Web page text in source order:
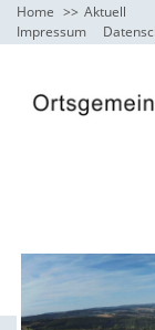
Home
Aktuell
Impressum